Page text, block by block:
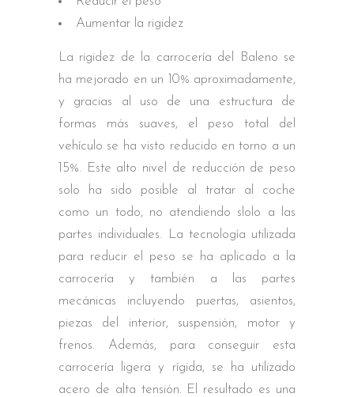
Aumentar la rigidez
La rigidez de la carrocería del Baleno se
ha mejorado en un 10% aproximadamente,
y gracias al uso de una estructura de
formas más suaves, el peso total del
vehículo se ha visto reducido en torno a un
15%. Este alto nivel de reducción de peso
solo ha sido posible al tratar al coche
como un todo, no atendiendo slolo a las
partes individuales. La tecnología utilizada
para reducir el peso se ha aplicado a la
carrocería y también a las partes
mecánicas incluyendo puertas, asientos,
piezas del interior, suspensión, motor y
frenos. Además, para conseguir esta
carrocería ligera y rígida, se ha utilizado
acero de alta tensión. El resultado es una